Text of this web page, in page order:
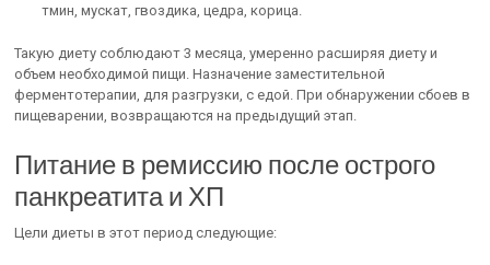
тмин, мускат, гвоздика, цедра, корица.
Такую диету соблюдают 3 месяца, умеренно расширяя диету и
объем необходимой пищи. Назначение заместительной
ферментотерапии, для разгрузки, с едой. При обнаружении сбоев в
пищеварении, возвращаются на предыдущий этап.
Питание в ремиссию после острого
панкреатита и ХП
Цели диеты в этот период следующие: